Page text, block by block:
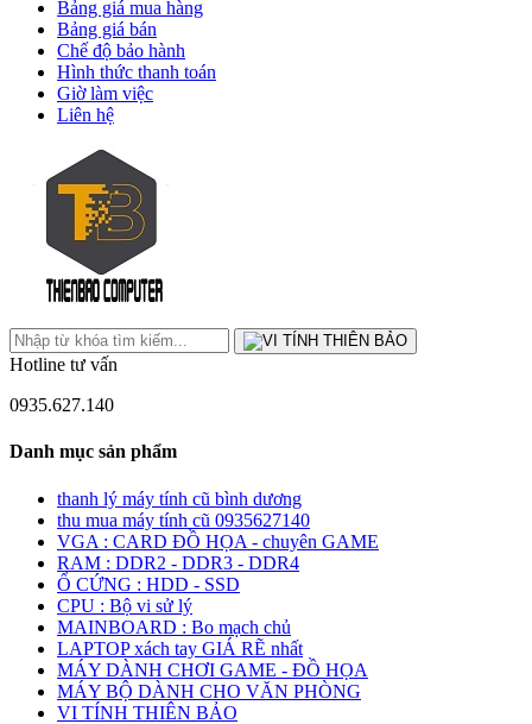
Bảng giá mua hàng
Bảng giá bán
Chế độ bảo hành
Hình thức thanh toán
Giờ làm việc
Liên hệ
Hotline tư vấn
0935.627.140
Danh mục sản phẩm
thanh lý máy tính cũ bình dương
thu mua máy tính cũ 0935627140
VGA : CARD ĐỒ HỌA - chuyên GAME
RAM : DDR2 - DDR3 - DDR4
Ổ CỨNG : HDD - SSD
CPU : Bộ vi sử lý
MAINBOARD : Bo mạch chủ
LAPTOP xách tay GIÁ RẼ nhất
MÁY DÀNH CHƠI GAME - ĐỒ HỌA
MÁY BỘ DÀNH CHO VĂN PHÒNG
VI TÍNH THIÊN BẢO